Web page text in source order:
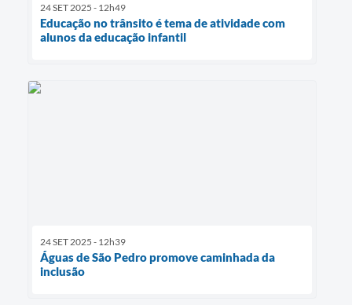
24 SET 2025 - 12h49
Educação no trânsito é tema de atividade com
alunos da educação infantil
24 SET 2025 - 12h39
Águas de São Pedro promove caminhada da
inclusão